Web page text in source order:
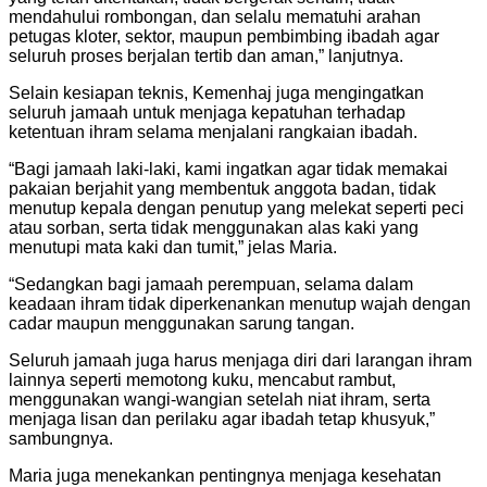
mendahului rombongan, dan selalu mematuhi arahan
petugas kloter, sektor, maupun pembimbing ibadah agar
seluruh proses berjalan tertib dan aman,” lanjutnya.
Selain kesiapan teknis, Kemenhaj juga mengingatkan
seluruh jamaah untuk menjaga kepatuhan terhadap
ketentuan ihram selama menjalani rangkaian ibadah.
“Bagi jamaah laki-laki, kami ingatkan agar tidak memakai
pakaian berjahit yang membentuk anggota badan, tidak
menutup kepala dengan penutup yang melekat seperti peci
atau sorban, serta tidak menggunakan alas kaki yang
menutupi mata kaki dan tumit,” jelas Maria.
“Sedangkan bagi jamaah perempuan, selama dalam
keadaan ihram tidak diperkenankan menutup wajah dengan
cadar maupun menggunakan sarung tangan.
Seluruh jamaah juga harus menjaga diri dari larangan ihram
lainnya seperti memotong kuku, mencabut rambut,
menggunakan wangi-wangian setelah niat ihram, serta
menjaga lisan dan perilaku agar ibadah tetap khusyuk,”
sambungnya.
Maria juga menekankan pentingnya menjaga kesehatan